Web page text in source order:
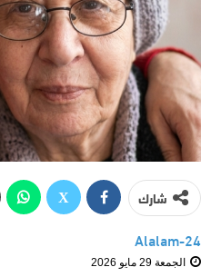
شارك
Alalam-24
الجمعة 29 مايو 2026